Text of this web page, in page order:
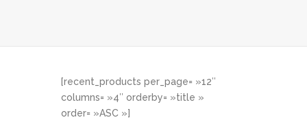
[recent_products per_page= »12″
columns= »4″ orderby= »title »
order= »ASC »]